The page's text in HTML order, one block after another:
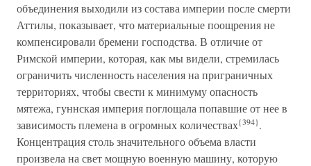
объединения выходили из состава империи после смерти
Аттилы, показывает, что материальные поощрения не
компенсировали бремени господства. В отличие от
Римской империи, которая, как мы видели, стремилась
ограничить численность населения на приграничных
территориях, чтобы свести к минимуму опасность
мятежа, гуннская империя поглощала попавшие от нее в
зависимость племена в огромных количествах{394}.
Концентрация столь значительного объема власти
произвела на свет мощную военную машину, которую